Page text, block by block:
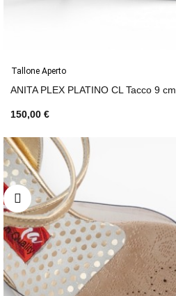
Tallone Aperto
ANITA PLEX PLATINO CL Tacco 9 cm
150,00 €